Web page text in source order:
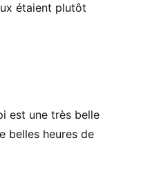
étaient plutôt
est une très belle
belles heures de